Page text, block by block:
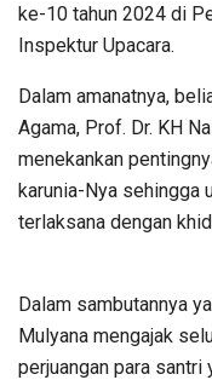
ke-10 tahun 2024 di
Inspektur Upacara.
Dalam amanatnya,
Agama, Prof. Dr. KH
menekankan
karunia-Nya sehingga
terlaksana dengan
Dalam sambutannya
Mulyana mengajak
perjuangan para